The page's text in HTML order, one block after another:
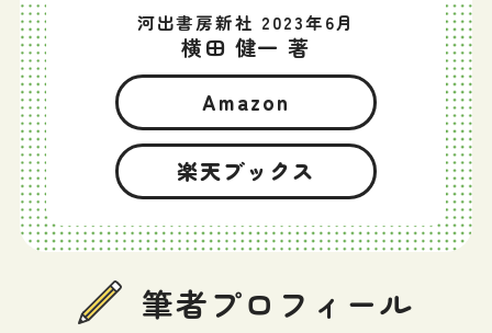
河出書房新社 2023年6月
横田 健一 著
Amazon
楽天ブックス
筆者プロフィール